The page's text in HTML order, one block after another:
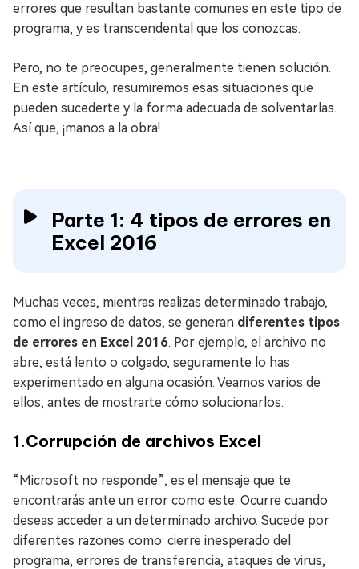
errores que resultan bastante comunes en este tipo de
programa, y es transcendental que los conozcas.
Pero, no te preocupes, generalmente tienen solución.
En este artículo, resumiremos esas situaciones que
pueden sucederte y la forma adecuada de solventarlas.
Así que, ¡manos a la obra!
Parte 1: 4 tipos de errores en
Excel 2016
Muchas veces, mientras realizas determinado trabajo,
como el ingreso de datos, se generan diferentes tipos
de errores en Excel 2016. Por ejemplo, el archivo no
abre, está lento o colgado, seguramente lo has
experimentado en alguna ocasión. Veamos varios de
ellos, antes de mostrarte cómo solucionarlos.
1.Corrupción de archivos Excel
“Microsoft no responde”, es el mensaje que te
encontrarás ante un error como este. Ocurre cuando
deseas acceder a un determinado archivo. Sucede por
diferentes razones como: cierre inesperado del
programa, errores de transferencia, ataques de virus,